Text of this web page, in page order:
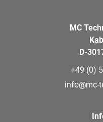
MC
D-
+49 (0)
info@mc-